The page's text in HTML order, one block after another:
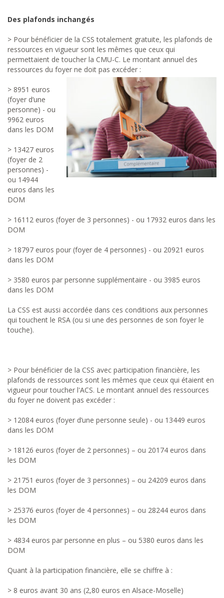
Des plafonds inchangés
> Pour bénéficier de la CSS totalement gratuite, les plafonds de
ressources en vigueur sont les mêmes que ceux qui
permettaient de toucher la CMU-C. Le montant annuel des
ressources du foyer ne doit pas excéder :
> 8951 euros
(foyer d’une
personne) - ou
9962 euros
dans les DOM
> 13427 euros
(foyer de 2
personnes) -
ou 14944
euros dans les
DOM
> 16112 euros (foyer de 3 personnes) - ou 17932 euros dans les
DOM
> 18797 euros pour (foyer de 4 personnes) - ou 20921 euros
dans les DOM
> 3580 euros par personne supplémentaire - ou 3985 euros
dans les DOM
La CSS est aussi accordée dans ces conditions aux personnes
qui touchent le RSA (ou si une des personnes de son foyer le
touche).
> Pour bénéficier de la CSS avec participation financière, les
plafonds de ressources sont les mêmes que ceux qui étaient en
vigueur pour toucher l'ACS. Le montant annuel des ressources
du foyer ne doivent pas excéder :
> 12084 euros (foyer d’une personne seule) - ou 13449 euros
dans les DOM
> 18126 euros (foyer de 2 personnes) – ou 20174 euros dans
les DOM
> 21751 euros (foyer de 3 personnes) – ou 24209 euros dans
les DOM
> 25376 euros (foyer de 4 personnes) – ou 28244 euros dans
les DOM
> 4834 euros par personne en plus – ou 5380 euros dans les
DOM
Quant à la participation financière, elle se chiffre à :
> 8 euros avant 30 ans (2,80 euros en Alsace-Moselle)